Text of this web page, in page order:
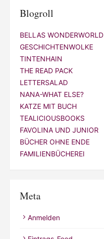
Blogroll
BELLAS WONDERWORLD
GESCHICHTENWOLKE
TINTENHAIN
THE READ PACK
LETTERSALAD
NANA-WHAT ELSE?
KATZE MIT BUCH
TEALICIOUSBOOKS
FAVOLINA UND JUNIOR
BÜCHER OHNE ENDE
FAMILIENBÜCHEREI
Meta
Anmelden